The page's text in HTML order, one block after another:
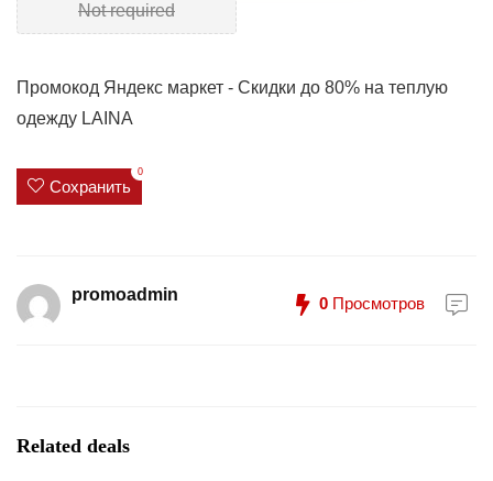
Not required
Промокод Яндекс маркет - Скидки до 80% на теплую
одежду LAINA
Сохранить
0
promoadmin 0 Просмотров
Related deals